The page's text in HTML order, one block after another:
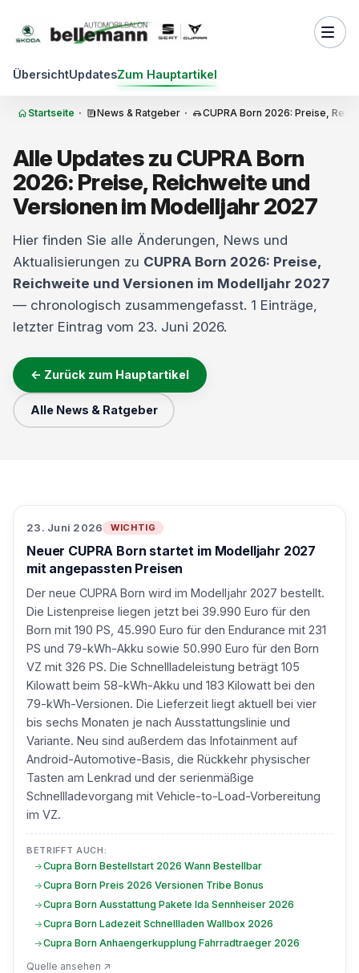
ÜbersichtUpdatesZum Hauptartikel
Startseite · News & Ratgeber · CUPRA Born 2026: Preise,
Alle Updates zu CUPRA Born
2026: Preise, Reichweite und
Versionen im Modelljahr 2027
Hier finden Sie alle Änderungen, News und
Aktualisierungen zu CUPRA Born 2026: Preise,
Reichweite und Versionen im Modelljahr 2027
— chronologisch zusammengefasst. 1 Einträge,
letzter Eintrag vom 23. Juni 2026.
← Zurück zum Hauptartikel
Alle News & Ratgeber
23. Juni 2026 WICHTIG
Neuer CUPRA Born startet im Modelljahr 2027
mit angepassten Preisen
Der neue CUPRA Born wird im Modelljahr 2027 bestellt.
Die Listenpreise liegen jetzt bei 39.990 Euro für den
Born mit 190 PS, 45.990 Euro für den Endurance mit 231
PS und 79-kWh-Akku sowie 50.990 Euro für den Born
VZ mit 326 PS. Die Schnellladeleistung beträgt 105
Kilowatt beim 58-kWh-Akku und 183 Kilowatt bei den
79-kWh-Versionen. Die Lieferzeit liegt aktuell bei vier
bis sechs Monaten je nach Ausstattungslinie und
Variante. Neu sind außerdem das Infotainment auf
Android-Automotive-Basis, die Rückkehr physischer
Tasten am Lenkrad und der serienmäßige
Schnellladevorgang mit Vehicle-to-Load-Vorbereitung
im VZ.
BETRIFFT AUCH:
Cupra Born Bestellstart 2026 Wann Bestellbar
Cupra Born Preis 2026 Versionen Tribe Bonus
Cupra Born Ausstattung Pakete Ida Sennheiser 2026
Cupra Born Ladezeit Schnellladen Wallbox 2026
Cupra Born Anhaengerkupplung Fahrradtraeger 2026
Quelle ansehen ↗